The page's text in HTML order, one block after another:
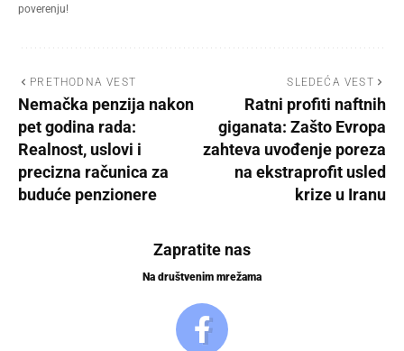
poverenju!
PRETHODNA VEST
Nemačka penzija nakon
pet godina rada:
Realnost, uslovi i
precizna računica za
buduće penzionere
SLEDEĆA VEST
Ratni profiti naftnih
giganata: Zašto Evropa
zahteva uvođenje poreza
na ekstraprofit usled
krize u Iranu
Zapratite nas
Na društvenim mrežama